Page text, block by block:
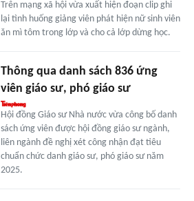
Trên mạng xã hội vừa xuất hiện đoạn clip ghi
lại tình huống giảng viên phát hiện nữ sinh viên
ăn mì tôm trong lớp và cho cả lớp dừng học.
Thông qua danh sách 836 ứng
viên giáo sư, phó giáo sư
Hội đồng Giáo sư Nhà nước vừa công bố danh
sách ứng viên được hội đồng giáo sư ngành,
liên ngành đề nghị xét công nhận đạt tiêu
chuẩn chức danh giáo sư, phó giáo sư năm
2025.